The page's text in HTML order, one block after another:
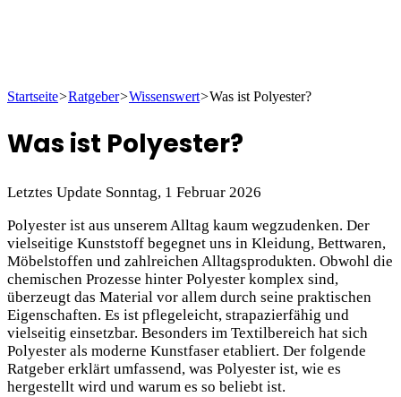
Startseite>Ratgeber>Wissenswert>Was ist Polyester?
Was ist Polyester?
Letztes Update Sonntag, 1 Februar 2026
Polyester ist aus unserem Alltag kaum wegzudenken. Der
vielseitige Kunststoff begegnet uns in Kleidung, Bettwaren,
Möbelstoffen und zahlreichen Alltagsprodukten. Obwohl die
chemischen Prozesse hinter Polyester komplex sind,
überzeugt das Material vor allem durch seine praktischen
Eigenschaften. Es ist pflegeleicht, strapazierfähig und
vielseitig einsetzbar. Besonders im Textilbereich hat sich
Polyester als moderne Kunstfaser etabliert. Der folgende
Ratgeber erklärt umfassend, was Polyester ist, wie es
hergestellt wird und warum es so beliebt ist.